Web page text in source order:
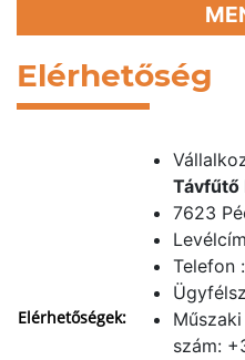
Elérhetőség
Elérhetőségek:
Távfűtő
7623
Telefon
szám: